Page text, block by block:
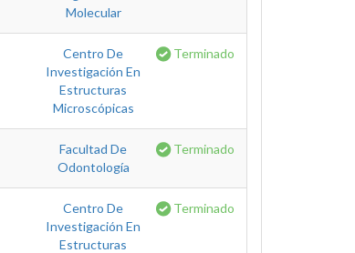
Molecular
Centro De
Investigación En
Estructuras
Microscópicas
Terminado
Facultad De
Odontología
Terminado
Centro De
Investigación En
Estructuras
Terminado